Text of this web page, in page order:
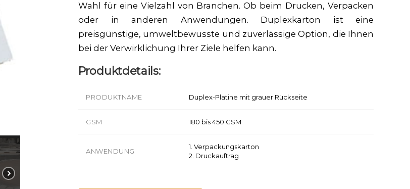
Wahl für eine Vielzahl von Branchen. Ob beim Drucken, Verpacken
oder in anderen Anwendungen. Duplexkarton ist eine
preisgünstige, umweltbewusste und zuverlässige Option, die Ihnen
bei der Verwirklichung Ihrer Ziele helfen kann.
Produktdetails:
PRODUKTNAME Duplex-Platine mit grauer Rückseite
GSM 180 bis 450 GSM
ANWENDUNG
1. Verpackungskarton
2. Druckauftrag